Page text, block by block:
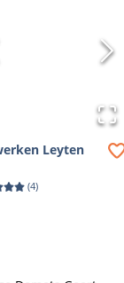
en vind via
Leyten
(4)